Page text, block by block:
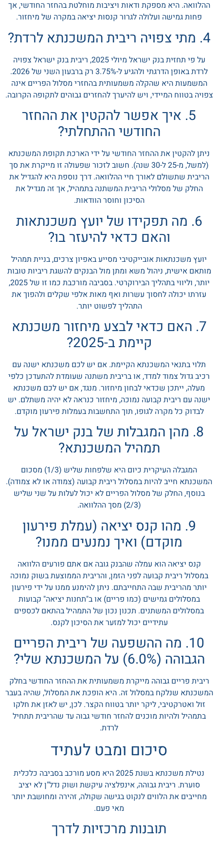
ההלוואה. היא מספקת ודאות ויציבות מוחלטת בהחזר החודשי, אך
פחות גמישה ועלולה לגרור קנסות יציאה במקרה של מיחזור.
4. מתי צפויה ריבית המשכנתא לרדת?
על פי תחזית בנק ישראל מיולי 2025, ריבית בנק ישראל צפויה
לרדת באופן הדרגתי ולהגיע ל-3.75% רק ברבעון השני של 2026.
המשמעות היא שהקלה משמעותית בהחזרי מסלול הפריים אינה
צפויה בטווח המיידי, ויש להיערך להחזרים גבוהים לתקופה הקרובה.
5. איך אפשר להקטין את ההחזר
החודשי ההתחלתי?
ניתן להקטין את ההחזר החודשי על ידי הארכת תקופת המשכנתא
(למשל, מ-25 ל-30 שנה). חשוב לזכור שפעולה זו מייקרת את סך
הריבית שתשולם לאורך חיי ההלוואה. דרך נוספת היא להגדיל את
החלק של מסלולי הריבית המשתנה בתמהיל, אך זה מגדיל את
הסיכון וחוסר הוודאות.
6. מה תפקידו של יועץ משכנתאות
והאם כדאי להיעזר בו?
יועץ משכנתאות אובייקטיבי מסייע באפיון צרכים, בניית תמהיל
מותאם אישית, ניהול משא ומתן מול הבנקים להשגת ריביות טובות
יותר, וליווי בתהליך הבירוקרטי. בסביבה מורכבת כמו זו של 2025,
עזרתו יכולה לחסוך עשרות ואף מאות אלפי שקלים ולהפוך את
התהליך לפשוט יותר.
7. האם כדאי לבצע מיחזור משכנתא
קיימת ב-2025?
תלוי בתנאי המשכנתא הקיימת. אם יש לכם משכנתא ישנה עם
רכיב גדול צמוד למדד, או בריבית משתנה שעומדת להתעדכן כלפי
מעלה, ייתכן שכדאי לבחון מיחזור. מנגד, אם יש לכם משכנתא
ישנה עם ריבית קבועה נמוכה, מיחזור כנראה לא יהיה משתלם. יש
לבדוק כל מקרה לגופו, תוך התחשבות בעמלות פירעון מוקדם.
8. מהן המגבלות של בנק ישראל על
תמהיל המשכנתא?
המגבלה העיקרית כיום היא שלפחות שליש (1/3) מסכום
המשכנתא חייב להיות במסלול ריבית קבועה (צמודה או לא צמודה).
בנוסף, החלק של מסלול הפריים לא יכול לעלות על שני שליש
(2/3) מסך ההלוואה.
9. מהו קנס יציאה (עמלת פירעון
מוקדם) ואיך נמנעים ממנו?
קנס יציאה הוא עמלה שהבנק גובה אם אתם פורעים הלוואה
במסלול ריבית קבועה לפני הזמן, והריבית הממוצעת בשוק נמוכה
יותר מהריבית שבה התחייבתם. ניתן להימנע ממנו על ידי פירעון
במסלולים גמישים (כמו פריים) או ב"תחנות יציאה" קבועות
במסלולים המשתנים. תכנון נכון של התמהיל בהתאם לכספים
עתידיים יכול למזער את הסיכון לקנס.
10. מה ההשפעה של ריבית הפריים
הגבוהה (6.0%) על המשכנתא שלי?
ריבית פריים גבוהה מייקרת משמעותית את ההחזר החודשי בחלק
המשכנתא שנלקח במסלול זה. היא הופכת את המסלול, שהיה בעבר
זול ואטרקטיבי, ליקר יותר בטווח הקצר. לכן, יש לאזן את חלקו
בתמהיל ולהיות מוכנים להחזר חודשי גבוה עד שהריבית תתחיל
לרדת.
סיכום ומבט לעתיד
נטילת משכנתא בשנת 2025 היא מסע מורכב בסביבה כלכלית
סוערת. ריבית גבוהה, אינפלציה עיקשת ושוק נדל"ן לא יציב
מחייבים את הלווים לנקוט בגישה שקולה, זהירה ומחושבת יותר
מאי פעם.
תובנות מרכזיות לדרך